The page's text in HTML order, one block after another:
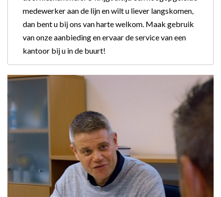
medewerker aan de lijn en wilt u liever langskomen,
dan bent u bij ons van harte welkom. Maak gebruik
van onze aanbieding en ervaar de service van een
kantoor bij u in de buurt!